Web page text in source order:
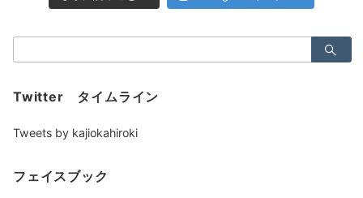
索：
Twitter タイムライン
Tweets by kajiokahiroki
フェイスブック